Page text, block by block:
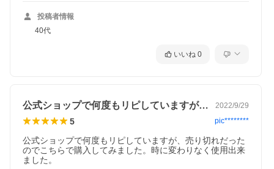
投稿者情報
40代
いいね 0
公式ショップで何度もリピしていますが、… 2022/9/29
5 pic********
公式ショップで何度もリピしていますが、売り切れだった
のでこちらで購入してみました。時に変わりなく使用出来
ました。